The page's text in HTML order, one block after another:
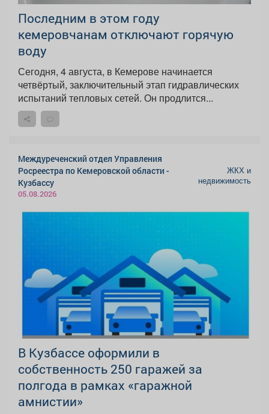
Последним в этом году
кемеровчанам отключают горячую
воду
Сегодня, 4 августа, в Кемерове начинается
четвёртый, заключительный этап гидравлических
испытаний тепловых сетей. Он продлится...
Междуреченский отдел Управления
Росреестра по Кемеровской области -
Кузбассу
05.08.2026
ЖКХ и
недвижимость
В Кузбассе оформили в
собственность 250 гаражей за
полгода в рамках «гаражной
амнистии»